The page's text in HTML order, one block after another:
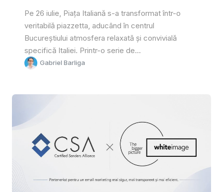
Pe 26 iulie, Piața Italiană s-a transformat într-o
veritabilă piazzetta, aducând în centrul
Bucureștiului atmosfera relaxată și convivială
specifică Italiei. Printr-o serie de...
Gabriel Barliga